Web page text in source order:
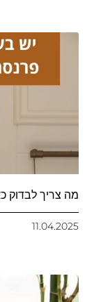
מה צריך לבדוק
11.04.2025